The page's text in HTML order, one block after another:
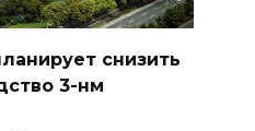
снизить
3-нм